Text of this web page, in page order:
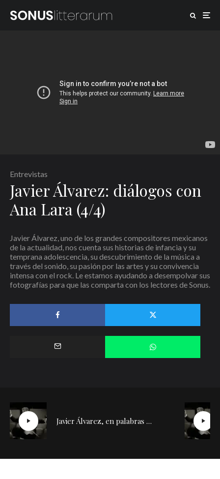
Entrevistas
Javier Álvarez: diálogos con
Ana Lara (4/4)
Javier Álvarez, uno de los grandes compositores mexicanos
de la actualidad, nos cuenta sus historias de infancia y su
temprana adolescencia, su descubrimiento de la música a
través del sonido, su pasión por las artes y su convivencia
intensa con el rock. Le estamos ayudando a desempolvar sus
fotografías para que las comparta con los lectores de Sonus.
Javier Álvarez, en palabras de Díazmuñoz | Conversación con Silvia de la Cueva (2)